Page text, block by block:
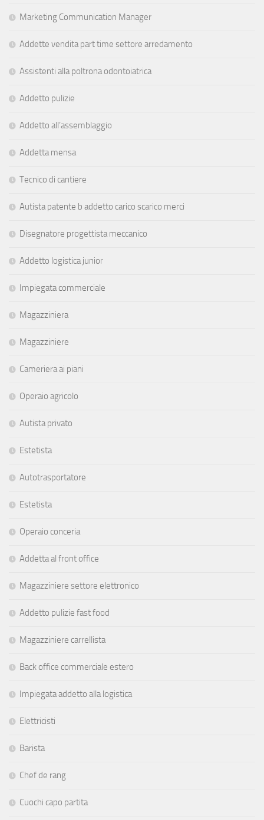
Marketing Communication Manager
Addette vendita part time settore arredamento
Assistenti alla poltrona odontoiatrica
Addetto pulizie
Addetto all’assemblaggio
Addetta mensa
Tecnico di cantiere
Autista patente b addetto carico scarico merci
Disegnatore progettista meccanico
Addetto logistica junior
Impiegata commerciale
Magazziniera
Magazziniere
Cameriera ai piani
Operaio agricolo
Autista privato
Estetista
Autotrasportatore
Estetista
Operaio conceria
Addetta al front office
Magazziniere settore elettronico
Addetto pulizie fast food
Magazziniere carrellista
Back office commerciale estero
Impiegata addetto alla logistica
Elettricisti
Barista
Chef de rang
Cuochi capo partita